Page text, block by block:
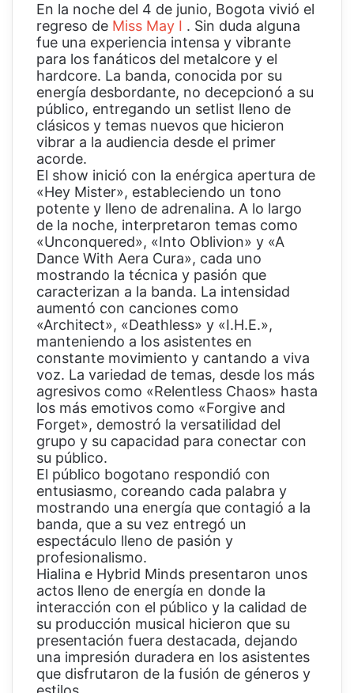
En la noche del 4 de junio, Bogota vivió el
regreso de Miss May I . Sin duda alguna
fue una experiencia intensa y vibrante
para los fanáticos del metalcore y el
hardcore. La banda, conocida por su
energía desbordante, no decepcionó a su
público, entregando un setlist lleno de
clásicos y temas nuevos que hicieron
vibrar a la audiencia desde el primer
acorde.
El show inició con la enérgica apertura de
«Hey Mister», estableciendo un tono
potente y lleno de adrenalina. A lo largo
de la noche, interpretaron temas como
«Unconquered», «Into Oblivion» y «A
Dance With Aera Cura», cada uno
mostrando la técnica y pasión que
caracterizan a la banda. La intensidad
aumentó con canciones como
«Architect», «Deathless» y «I.H.E.»,
manteniendo a los asistentes en
constante movimiento y cantando a viva
voz. La variedad de temas, desde los más
agresivos como «Relentless Chaos» hasta
los más emotivos como «Forgive and
Forget», demostró la versatilidad del
grupo y su capacidad para conectar con
su público.
El público bogotano respondió con
entusiasmo, coreando cada palabra y
mostrando una energía que contagió a la
banda, que a su vez entregó un
espectáculo lleno de pasión y
profesionalismo.
Hialina e Hybrid Minds presentaron unos
actos lleno de energía en donde la
interacción con el público y la calidad de
su producción musical hicieron que su
presentación fuera destacada, dejando
una impresión duradera en los asistentes
que disfrutaron de la fusión de géneros y